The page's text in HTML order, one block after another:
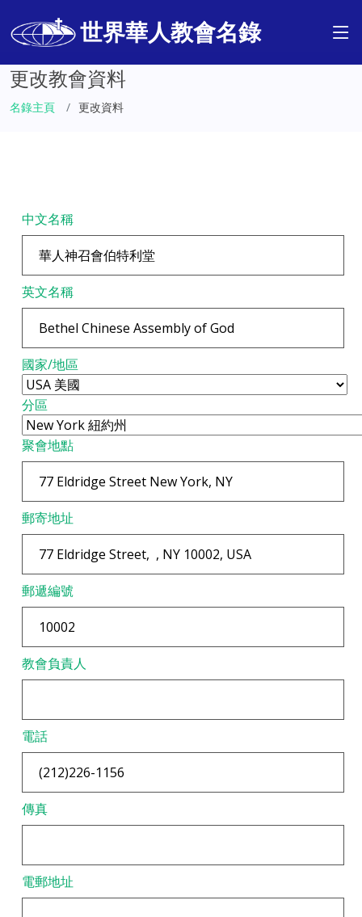
世界華人教會名錄
更改教會資料
名錄主頁 更改資料
中文名稱
英文名稱
國家/地區
分區
聚會地點
郵寄地址
郵遞編號
教會負責人
電話
傳真
電郵地址